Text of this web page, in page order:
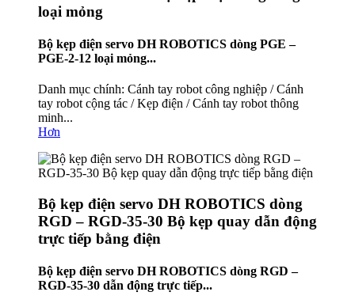
loại mỏng
Bộ kẹp điện servo DH ROBOTICS dòng PGE –
PGE-2-12 loại mỏng...
Danh mục chính: Cánh tay robot công nghiệp / Cánh
tay robot cộng tác / Kẹp điện / Cánh tay robot thông
minh...
Hơn
Bộ kẹp điện servo DH ROBOTICS dòng
RGD – RGD-35-30 Bộ kẹp quay dẫn động
trực tiếp bằng điện
Bộ kẹp điện servo DH ROBOTICS dòng RGD –
RGD-35-30 dẫn động trực tiếp...